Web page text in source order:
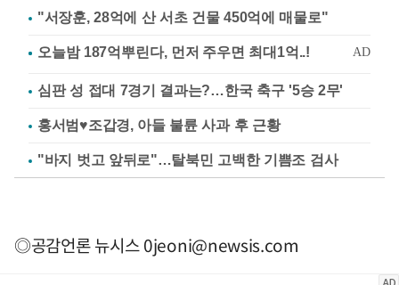
"서장훈, 28억에 산 서초 건물 450억에 매물로"
심판 성 접대 7경기 결과는?…한국 축구 '5승 2무'
홍서범♥조갑경, 아들 불륜 사과 후 근황
"바지 벗고 앞뒤로"…탈북민 고백한 기쁨조 검사
◎공감언론 뉴시스0jeoni@newsis.com